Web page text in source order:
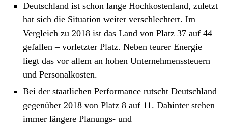
Deutschland ist schon lange Hochkostenland, zuletzt
hat sich die Situation weiter verschlechtert. Im
Vergleich zu 2018 ist das Land von Platz 37 auf 44
gefallen – vorletzter Platz. Neben teurer Energie
liegt das vor allem an hohen Unternehmenssteuern
und Personalkosten.
Bei der staatlichen Performance rutscht Deutschland
gegenüber 2018 von Platz 8 auf 11. Dahinter stehen
immer längere Planungs- und